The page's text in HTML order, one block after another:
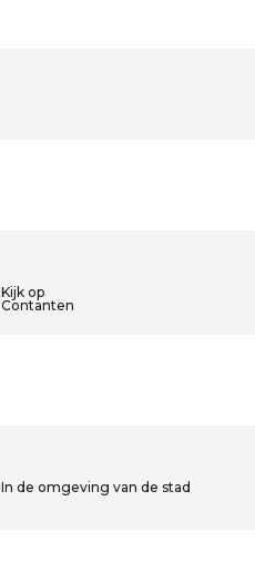
Kijk op
Contanten
In de omgeving van de stad